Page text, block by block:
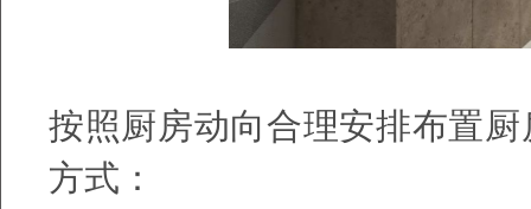
按照厨房动向合理安排布置
方式：